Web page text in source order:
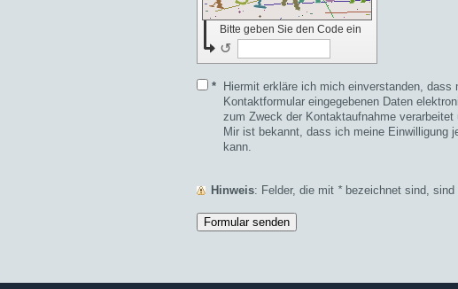
Bitte geben Sie den Code ein
↺
*
Hiermit erkläre ich mich einverstanden, dass
Kontaktformular eingegebenen Daten
zum Zweck der Kontaktaufnahme verarbeitet
Mir ist bekannt, dass ich meine Einwilligung
kann.
Hinweis : Felder, die mit *bezeichnet sind, sind